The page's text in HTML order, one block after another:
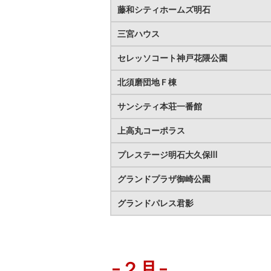
藤和シティホームズ明石
三宮ハウス
セレッソコート神戸花隈公園
北須磨団地Ｆ棟
サンシティ本荘一番館
上高丸コーポラス
プレステージ明石大久保Ⅲ
グランドプラザ御崎公園
グランドパレス君影